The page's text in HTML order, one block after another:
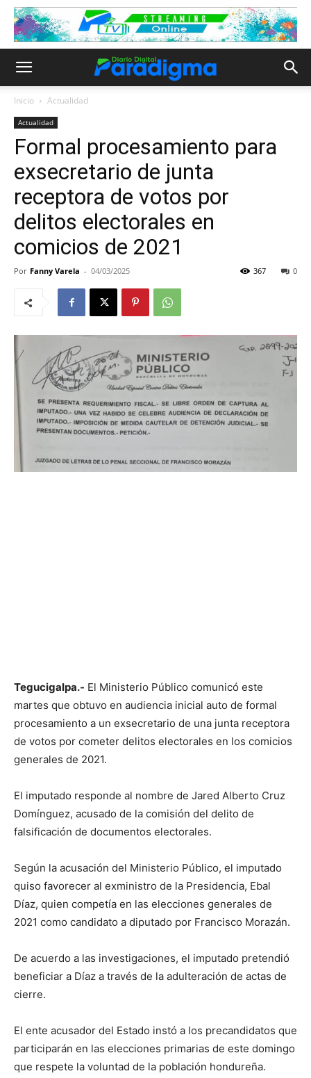
Inicio Actualidad
Actualidad
Formal procesamiento para
exsecretario de junta
receptora de votos por
delitos electorales en
comicios de 2021
Por Fanny Varela - 04/03/2025 0
367
Tegucigalpa.- El Ministerio Público comunicó este
martes que obtuvo en audiencia inicial auto de formal
procesamiento a un exsecretario de una junta receptora
de votos por cometer delitos electorales en los comicios
generales de 2021.
El imputado responde al nombre de Jared Alberto Cruz
Domínguez, acusado de la comisión del delito de
falsificación de documentos electorales.
Según la acusación del Ministerio Público, el imputado
quiso favorecer al exministro de la Presidencia, Ebal
Díaz, quien competía en las elecciones generales de
2021 como candidato a diputado por Francisco Morazán.
De acuerdo a las investigaciones, el imputado pretendió
beneficiar a Díaz a través de la adulteración de actas de
cierre.
El ente acusador del Estado instó a los precandidatos que
participarán en las elecciones primarias de este domingo
que respete la voluntad de la población hondureña.